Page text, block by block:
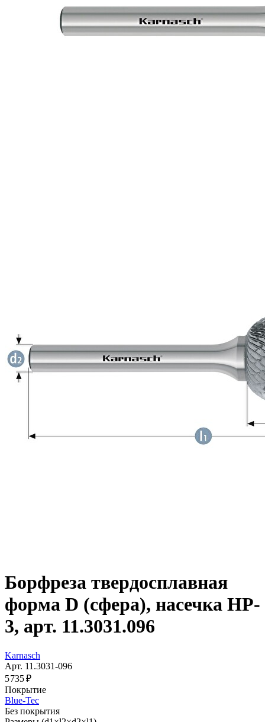
Борфреза твердосплавная
форма D (сфера), насечка HP-
3, арт. 11.3031.096
Karnasch
Арт. 11.3031-096
5 735 ₽
Покрытие
Blue-Tec
Без покрытия